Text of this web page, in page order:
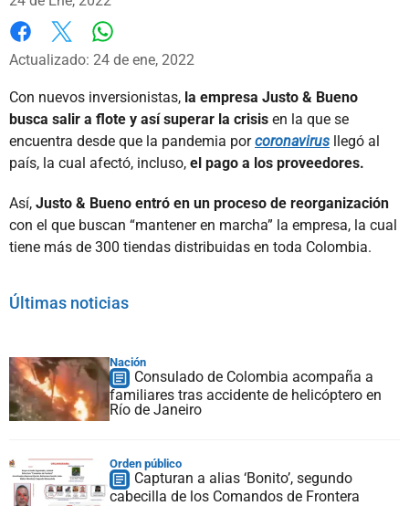
Facebook
X
Actualizado: 24 de ene, 2022
Con nuevos inversionistas, la empresa Justo & Bueno
busca salir a flote y así superar la crisis en la que se
encuentra desde que la pandemia porcoronavirus llegó al
país, la cual afectó, incluso, el pago a los proveedores.
Así, Justo & Bueno entró en un proceso de reorganización
con el que buscan “mantener en marcha” la empresa, la cual
tiene más de 300 tiendas distribuidas en toda Colombia.
Últimas noticias
Nación
Consulado de Colombia acompaña a
familiares tras accidente de helicóptero en
Río de Janeiro
Orden público
Capturan a alias ‘Bonito’, segundo
cabecilla de los Comandos de Frontera